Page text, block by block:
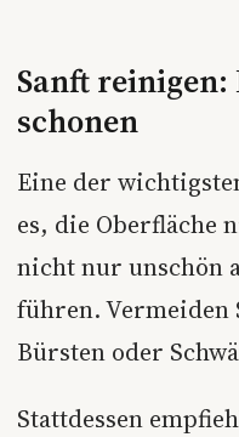
Sanft
schonen
Eine der
es, die Oberfläche
nicht nur unschön
führen. Vermeiden
Bürsten oder
Stattdessen